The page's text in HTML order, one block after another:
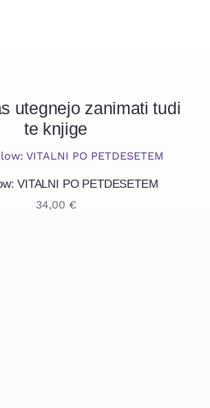
utegnejo zanimati tudi
te knjige
VITALNI PO PETDESETEM
34,00 €